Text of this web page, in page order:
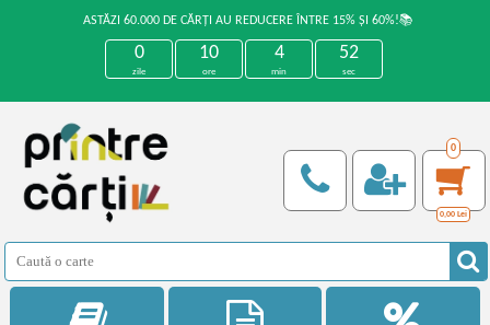
ASTĂZI 60.000 DE CĂRȚI AU REDUCERE ÎNTRE 15% ȘI 60%!📚
0
zile
10
ore
4
min
52
sec
0
0,00 Lei